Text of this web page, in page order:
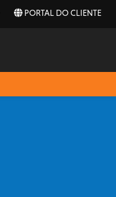
PORTAL DO CLIENTE